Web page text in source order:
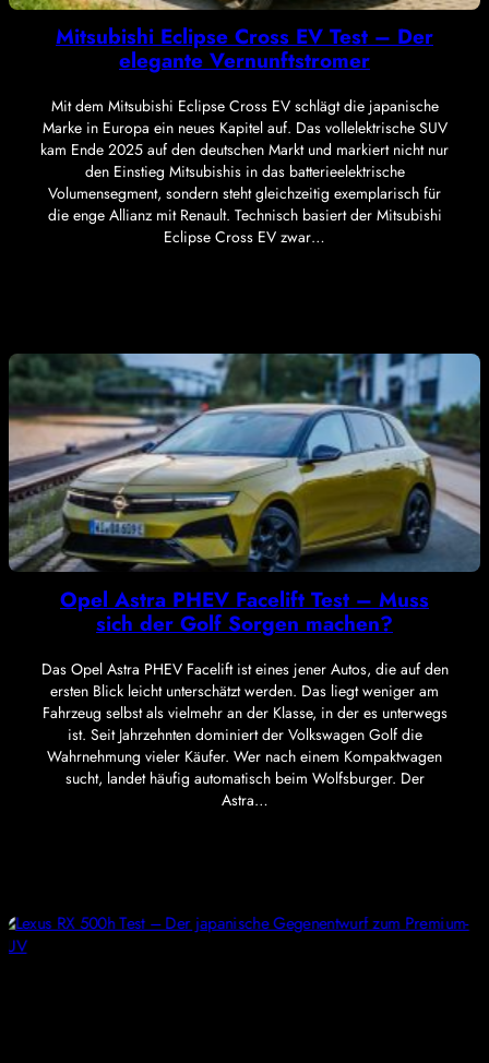
Mitsubishi Eclipse Cross EV Test – Der
elegante Vernunftstromer
Mit dem Mitsubishi Eclipse Cross EV schlägt die japanische
Marke in Europa ein neues Kapitel auf. Das vollelektrische SUV
kam Ende 2025 auf den deutschen Markt und markiert nicht nur
den Einstieg Mitsubishis in das batterieelektrische
Volumensegment, sondern steht gleichzeitig exemplarisch für
die enge Allianz mit Renault. Technisch basiert der Mitsubishi
Eclipse Cross EV zwar…
Opel Astra PHEV Facelift Test – Muss
sich der Golf Sorgen machen?
Das Opel Astra PHEV Facelift ist eines jener Autos, die auf den
ersten Blick leicht unterschätzt werden. Das liegt weniger am
Fahrzeug selbst als vielmehr an der Klasse, in der es unterwegs
ist. Seit Jahrzehnten dominiert der Volkswagen Golf die
Wahrnehmung vieler Käufer. Wer nach einem Kompaktwagen
sucht, landet häufig automatisch beim Wolfsburger. Der
Astra…